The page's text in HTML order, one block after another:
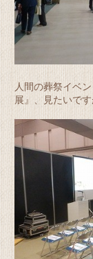
人間の葬祭イベ
展』、見たいで